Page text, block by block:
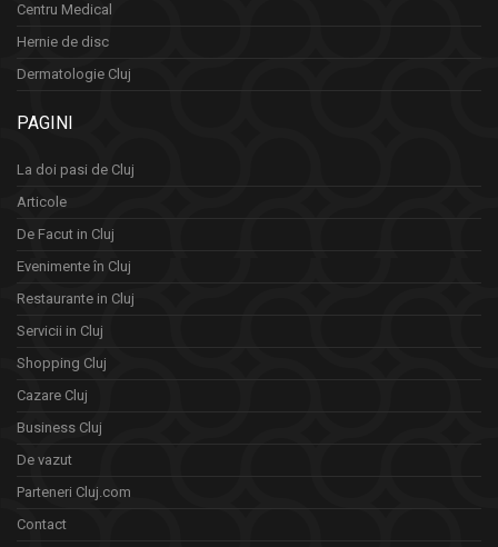
Centru Medical
Hernie de disc
Dermatologie Cluj
PAGINI
La doi pasi de Cluj
Articole
De Facut in Cluj
Evenimente în Cluj
Restaurante in Cluj
Servicii in Cluj
Shopping Cluj
Cazare Cluj
Business Cluj
De vazut
Parteneri Cluj.com
Contact